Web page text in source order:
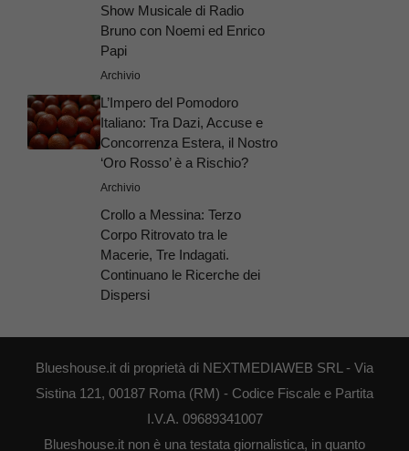
Show Musicale di Radio
Bruno con Noemi ed Enrico
Papi
Archivio
L’Impero del Pomodoro
Italiano: Tra Dazi, Accuse e
Concorrenza Estera, il Nostro
‘Oro Rosso’ è a Rischio?
Archivio
Crollo a Messina: Terzo
Corpo Ritrovato tra le
Macerie, Tre Indagati.
Continuano le Ricerche dei
Dispersi
Blueshouse.it di proprietà di NEXTMEDIAWEB SRL - Via
Sistina 121, 00187 Roma (RM) - Codice Fiscale e Partita
I.V.A. 09689341007
Blueshouse.it non è una testata giornalistica, in quanto